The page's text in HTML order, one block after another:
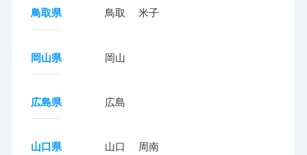
鳥取県 鳥取 米子
岡山県 岡山
広島県 広島
山口県 山口 周南